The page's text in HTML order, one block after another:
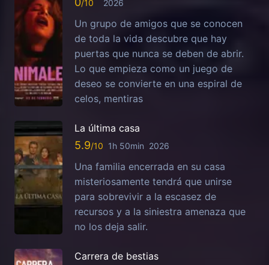
2026
Un grupo de amigos que se conocen
de toda la vida descubre que hay
puertas que nunca se deben de abrir.
Lo que empieza como un juego de
deseo se convierte en una espiral de
celos, mentiras
La última casa
5.9 1h 50min 2026
Una familia encerrada en su casa
misteriosamente tendrá que unirse
para sobrevivir a la escasez de
recursos y a la siniestra amenaza que
no los deja salir.
Carrera de bestias